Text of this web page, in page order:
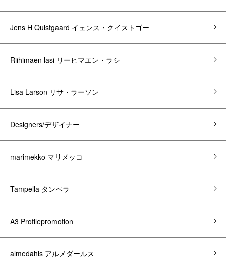
Jens H Quistgaard イェンス・クイストゴー
Riihimaen lasi リーヒマエン・ラシ
Lisa Larson リサ・ラーソン
Designers/デザイナー
marimekko マリメッコ
Tampella タンペラ
A3 Profilepromotion
almedahls アルメダールス